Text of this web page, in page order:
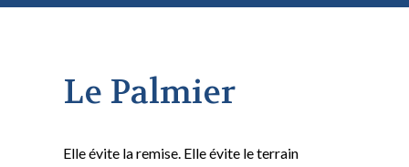
Le Palmier
Elle évite la remise. Elle évite le terrain